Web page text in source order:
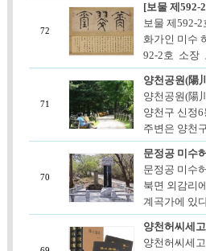
72
[보물 제592-
보물 제592-
화가인 미수
92-2호 소장
71
양천공원(陽
양천공원(陽
양천구 신정
주변은 양천
70
문정공 미수
문정공 미수
북면 외감리
계곡가에 있
양천허씨세
양천허씨세